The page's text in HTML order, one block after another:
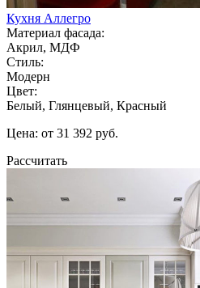
Кухня Аллегро
Материал фасада:
Акрил, МДФ
Стиль:
Модерн
Цвет:
Белый, Глянцевый, Красный
Цена: от 31 392 руб.
Рассчитать